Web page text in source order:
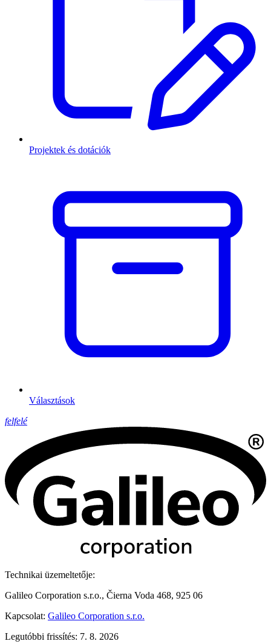
Projektek és dotációk
Választások
felfelé
Technikai üzemeltetője:
Galileo Corporation s.r.o., Čierna Voda 468, 925 06
Kapcsolat: Galileo Corporation s.r.o.
Legutóbbi frissítés: 7. 8. 2026